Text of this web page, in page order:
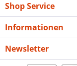
Shop Service
Informationen
Newsletter